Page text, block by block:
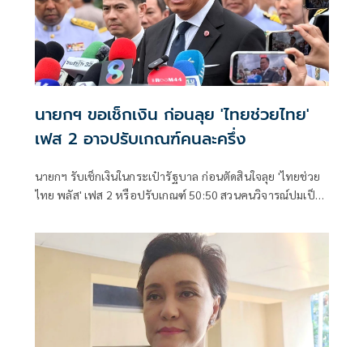
นายกฯ ขอเช็กเงิน ก่อนลุย 'ไทยช่วยไทย'
เฟส 2 อาจปรับเกณฑ์คนละครึ่ง
นายกฯ รับเช็กเงินในกระเป๋ารัฐบาล ก่อนตัดสินใจลุย 'ไทยช่วย
ไทย พลัส' เฟส 2 หรือปรับเกณฑ์ 50:50 สวนคนวิจารณ์ปมเป็น
แข็งแรง